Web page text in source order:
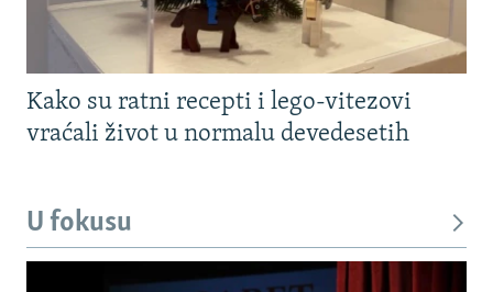
Kako su ratni recepti i lego-vitezovi
vraćali život u normalu devedesetih
U fokusu